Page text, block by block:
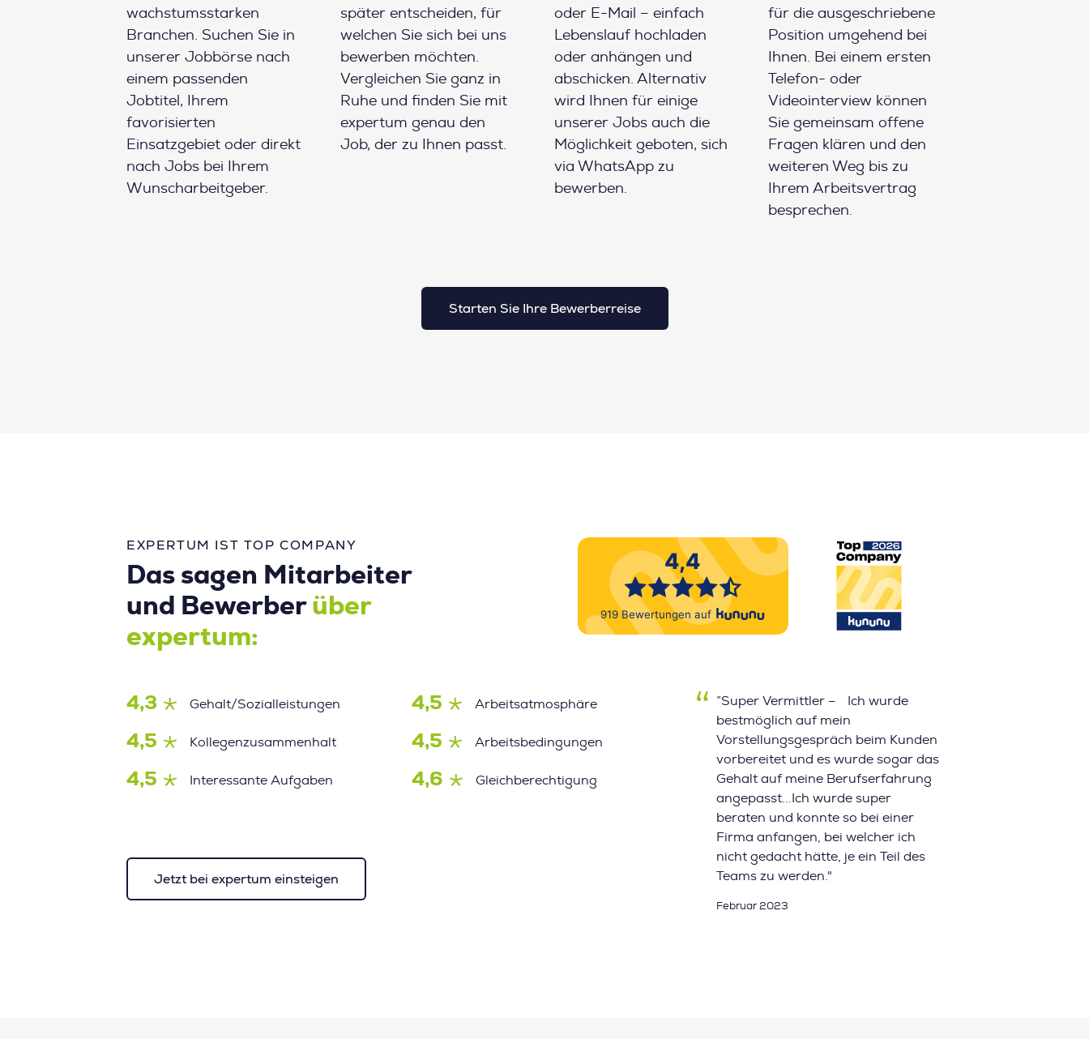
wachstumsstarken
Branchen. Suchen Sie in
unserer Jobbörse nach
einem passenden
Jobtitel, Ihrem
favorisierten
Einsatzgebiet oder direkt
nach Jobs bei Ihrem
Wunscharbeitgeber.
später entscheiden, für
welchen Sie sich bei uns
bewerben möchten.
Vergleichen Sie ganz in
Ruhe und finden Sie mit
expertum genau den
Job, der zu Ihnen passt.
oder E-Mail – einfach
Lebenslauf hochladen
oder anhängen und
abschicken. Alternativ
wird Ihnen für einige
unserer Jobs auch die
Möglichkeit geboten, sich
via WhatsApp zu
bewerben.
für die ausgeschriebene
Position umgehend bei
Ihnen. Bei einem ersten
Telefon- oder
Videointerview können
Sie gemeinsam offene
Fragen klären und den
weiteren Weg bis zu
Ihrem Arbeitsvertrag
besprechen.
Starten Sie Ihre Bewerberreise
EXPERTUM IST TOP COMPANY
Das sagen Mitarbeiter
und Bewerber über
expertum:
4,3 Gehalt/Sozialleistungen 4,5 Arbeitsatmosphäre
4,5 Kollegenzusammenhalt 4,5 Arbeitsbedingungen
4,5 Interessante Aufgaben 4,6 Gleichberechtigung
Jetzt bei expertum einsteigen
”Super Vermittler – Ich wurde
bestmöglich auf mein
Vorstellungsgespräch beim Kunden
vorbereitet und es wurde sogar das
Gehalt auf meine Berufserfahrung
angepasst...Ich wurde super
beraten und konnte so bei einer
Firma anfangen, bei welcher ich
nicht gedacht hätte, je ein Teil des
Teams zu werden."
Februar 2023